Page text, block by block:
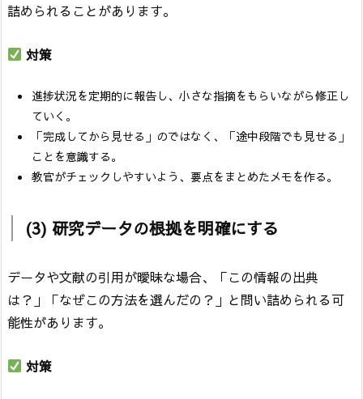
詰められることがあります。
対策
進捗状況を定期的に報告し、小さな指摘をもらいながら修正し
ていく。
「完成してから見せる」のではなく、「途中段階でも見せる」
ことを意識する。
教官がチェックしやすいよう、要点をまとめたメモを作る。
(3) 研究データの根拠を明確にする
データや文献の引用が曖昧な場合、「この情報の出典
は？」「なぜこの方法を選んだの？」と問い詰められる可
能性があります。
対策